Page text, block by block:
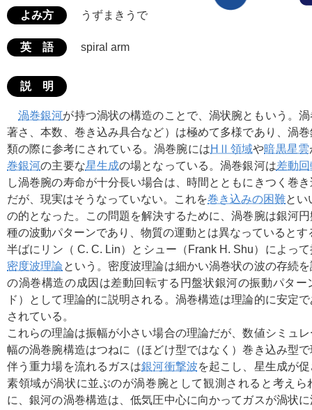
よみ方 うずまきうで
英 語 spiral arm
説 明
渦巻銀河が持つ渦状の構造のことで、渦状腕ともいう。
著さ、本数、巻き込み具合など）は極めて多様であり、渦
類の際に参考にされている。渦巻腕にはHⅡ領域や暗黒星雲
巻銀河の主要な星生成の場となっている。渦巻銀河は差動
し渦巻腕の寿命が十分長い場合は、時間とともにきつく巻
だが、現実はそうなっていない。これを巻き込みの困難とい
の的となった。この問題を解決するために、渦巻腕は銀河
種の波動パターンであり、物質の運動とは異なっていると
半ばにリン（ C. C. Lin）とシュー（Frank H. Shu）によっ
密度波理論 という。密度波理論は細かい渦巻状の波の存続
の渦巻構造の成因は差動回転する円盤状銀河の振動パター
ド）として理論的に説明される。渦巻構造は理論的に安定
されている。
これらの理論は振幅が小さい場合の理論だが、数値シミュ
幅の渦巻腕構造はつねに（ほどけ型ではなく）巻き込み型
伴う重力場を流れるガスは銀河衝撃波を起こし、星生成が
素領域が渦状に並ぶのが渦巻腕として観測されると考えら
に、銀河の渦巻構造は、低気圧中心に向かってガスが渦状